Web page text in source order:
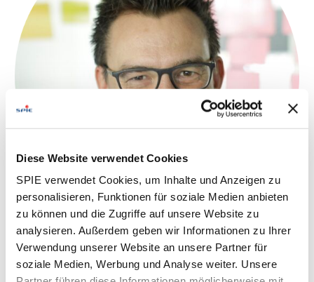
Diese Website verwendet Cookies
SPIE verwendet Cookies, um Inhalte und Anzeigen zu
personalisieren, Funktionen für soziale Medien anbieten
zu können und die Zugriffe auf unsere Website zu
analysieren. Außerdem geben wir Informationen zu Ihrer
Verwendung unserer Website an unsere Partner für
soziale Medien, Werbung und Analyse weiter. Unsere
Laufzeit:
Dreijähriges Forschungsprojekt mit Start im September
2023